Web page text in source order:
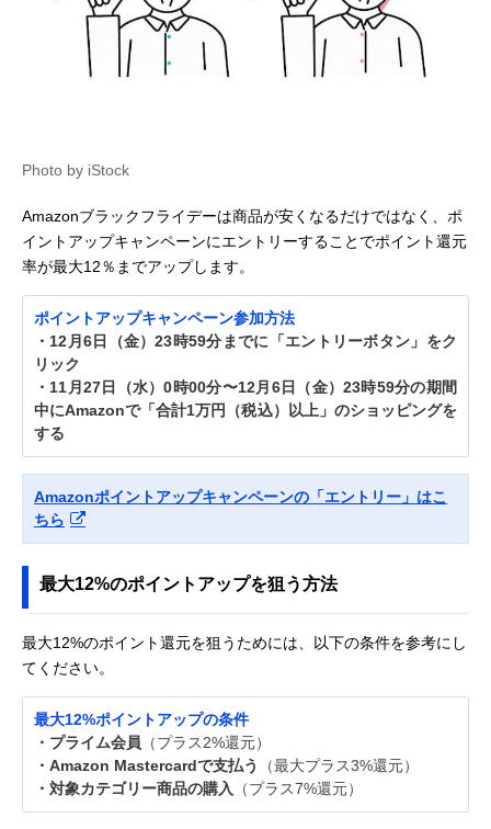
Photo by iStock
Amazonブラックフライデーは商品が安くなるだけではなく、ポ
イントアップキャンペーンにエントリーすることでポイント還元
率が最大12％までアップします。
ポイントアップキャンペーン参加方法
・12月6日（金）23時59分までに「エントリーボタン」をク
リック
・11月27日（水）0時00分〜12月6日（金）23時59分の期間
中にAmazonで「合計1万円（税込）以上」のショッピングを
する
Amazonポイントアップキャンペーンの「エントリー」はこ
ちら
最大12%のポイントアップを狙う方法
最大12%のポイント還元を狙うためには、以下の条件を参考にし
てください。
最大12%ポイントアップの条件
・プライム会員 （プラス2%還元）
・Amazon Mastercardで支払う
（最大プラス3%還元）
・対象カテゴリー商品の購入
（プラス7%還元）